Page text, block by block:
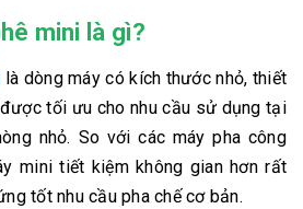
mini là gì?
là dòng máy có kích thước nhỏ, thiết
tối ưu cho nhu cầu sử dụng tại
nhỏ. So với các máy pha công
mini tiết kiệm không gian hơn rất
tốt nhu cầu pha chế cơ bản.